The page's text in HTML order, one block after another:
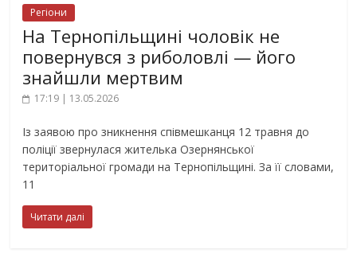
Регіони
На Тернопільщині чоловік не
повернувся з риболовлі — його
знайшли мертвим
17:19 | 13.05.2026
Із заявою про зникнення співмешканця 12 травня до
поліції звернулася жителька Озернянської
територіальної громади на Тернопільщині. За її словами,
11
Читати далі